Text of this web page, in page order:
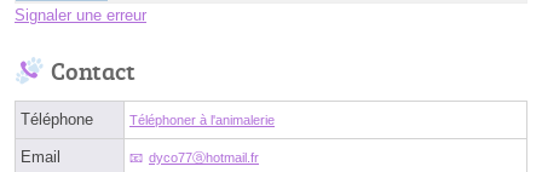
Signaler une erreur
Contact
Téléphone Téléphoner à l'animalerie
Email dyco77ⓐhotmail.fr